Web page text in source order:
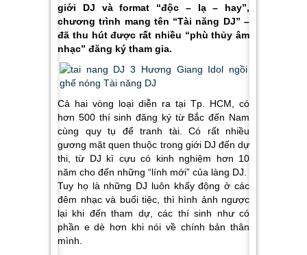
giới DJ và format “độc – lạ – hay”,
chương trình mang tên “Tài năng DJ” –
đã thu hút được rất nhiều “phù thủy âm
nhạc” đăng ký tham gia.
Cả hai vòng loại diễn ra tại Tp. HCM, có
hơn 500 thí sinh đăng ký từ Bắc đến Nam
cùng quy tụ để tranh tài. Có rất nhiều
gương mặt quen thuộc trong giới DJ đến dự
thi, từ DJ kì cựu có kinh nghiệm hơn 10
năm cho đến những “lính mới” của làng DJ.
Tuy họ là những DJ luôn khấy động ở các
đêm nhạc và buổi tiệc, thì hình ảnh ngược
lại khi đến tham dự, các thí sinh như có
phần e dè hơn khi nói về chính bản thân
mình.